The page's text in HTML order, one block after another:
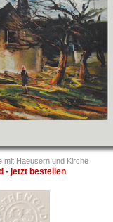
mit Haeusern und Kirche
- jetzt bestellen